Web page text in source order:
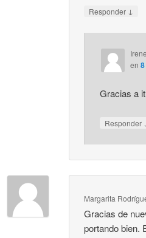
Responder ↓
en
Gracias a
Responder
Margarita
Gracias de
portando bien.